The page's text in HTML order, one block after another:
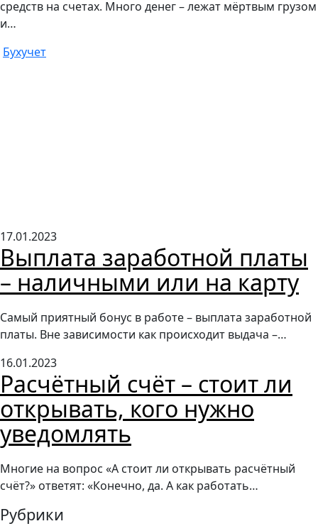
средств на счетах. Много денег – лежат мёртвым грузом
и…
Бухучет
17.01.2023
Выплата заработной платы
– наличными или на карту
Самый приятный бонус в работе – выплата заработной
платы. Вне зависимости как происходит выдача –…
16.01.2023
Расчётный счёт – стоит ли
открывать, кого нужно
уведомлять
Многие на вопрос «А стоит ли открывать расчётный
счёт?» ответят: «Конечно, да. А как работать…
Рубрики